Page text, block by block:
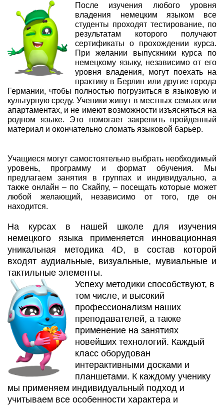
После изучения любого уровня
владения немецким языком все
студенты проходят тестирование, по
результатам которого получают
сертификаты о прохождении курса.
При желании выпускники курса по
немецкому языку, независимо от его
уровня владения, могут поехать на
практику в Берлин или другие города
Германии, чтобы полностью погрузиться в языковую и
культурную среду. Ученики живут в местных семьях или
апартаментах, и не имеют возможности изъясняться на
родном языке. Это помогает закрепить пройденный
материал и окончательно сломать языковой барьер.
Учащиеся могут самостоятельно выбрать необходимый
уровень, программу и формат обучения. Мы
предлагаем занятия в группах и индивидуально, а
также онлайн – по Скайпу, – посещать которые может
любой желающий, независимо от того, где он
находится.
На курсах в нашей школе для изучения
немецкого языка применяется инновационная
уникальная методика 4D, в состав которой
входят аудиальные, визуальные, мувиальные и
тактильные элементы.
Успеху методики способствуют, в
том числе, и высокий
профессионализм наших
преподавателей, а также
применение на занятиях
новейших технологий. Каждый
класс оборудован
интерактивными досками и
планшетами. К каждому ученику
мы применяем индивидуальный подход и
учитываем все особенности характера и